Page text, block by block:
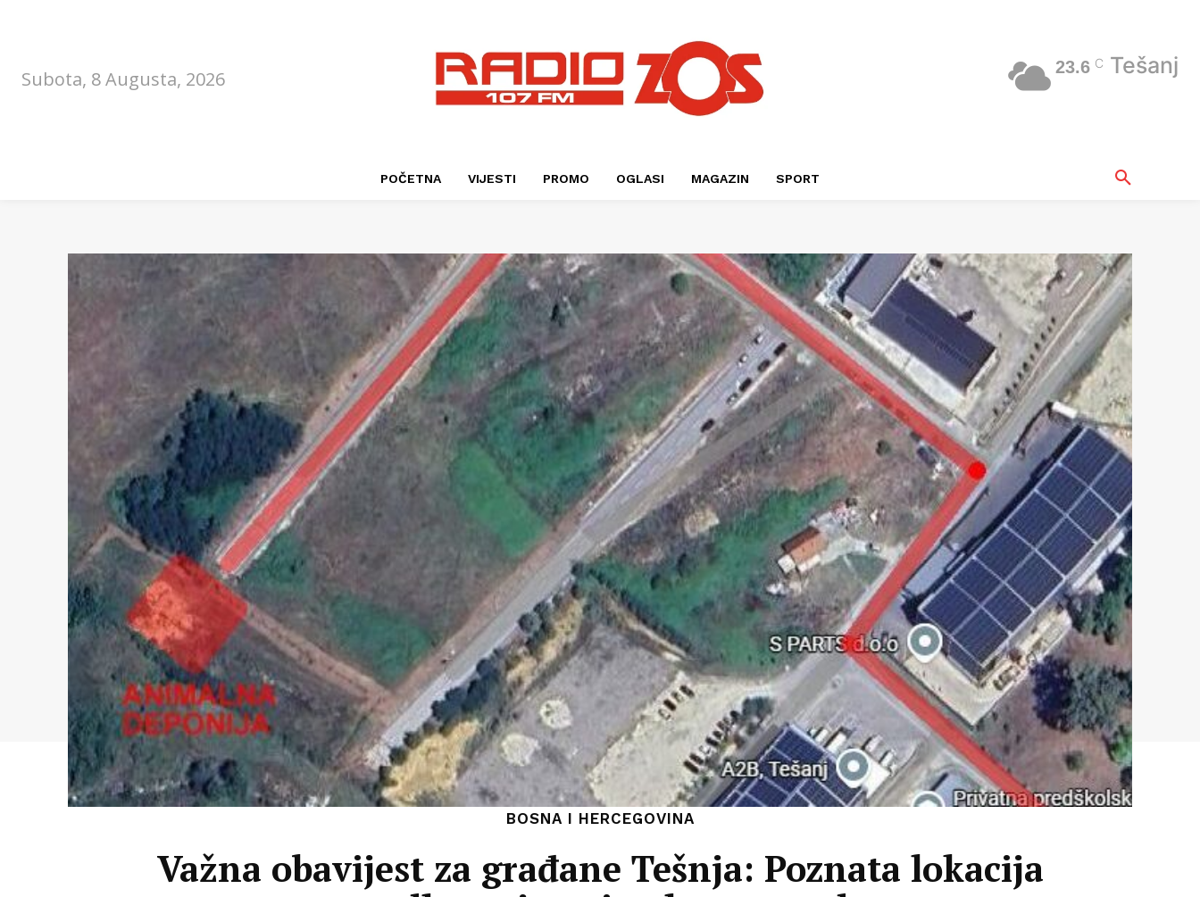
Subota, 8 Augusta, 2026
23.6 C Tešanj
POČETNA VIJESTI PROMO OGLASI MAGAZIN SPORT
BOSNA I HERCEGOVINA
Važna obavijest za građane Tešnja: Poznata lokacija